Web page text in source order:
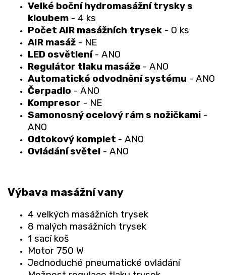
Velké boční hydromasážní trysky s
kloubem - 4 ks
Počet AIR masážních trysek - 0 ks
AIR masáž - NE
LED osvětlení- ANO
Regulátor tlaku masáže - ANO
Automatické odvodnění systému - ANO
Čerpadlo - ANO
Kompresor - NE
Samonosný ocelový rám s nožičkami -
ANO
Odtokový komplet - ANO
Ovládání světel - ANO
Výbava masážní vany
4 velkých masážních trysek
8 malých masážních trysek
1 sací koš
Motor 750 W
Jednoduché pneumatické ovládání